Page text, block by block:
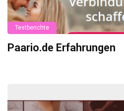
Testberichte
Paario.de Erfahrungen